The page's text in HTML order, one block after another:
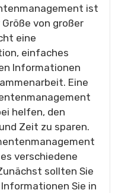
ist
von großer
eine
einfaches
Informationen
Eine
helfen, den
Zeit zu sparen.
verschiedene
sollten Sie
Sie in